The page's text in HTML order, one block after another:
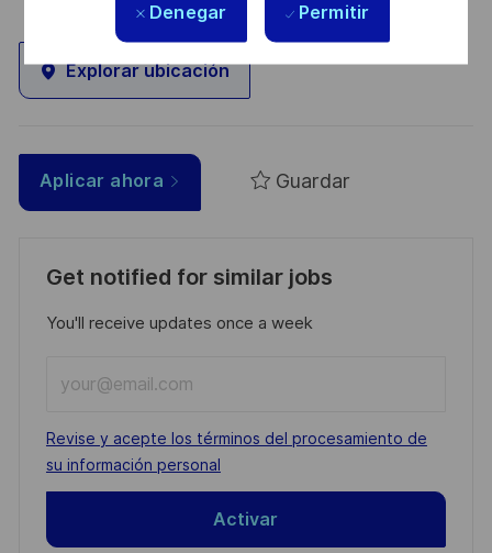
Denegar Permitir
Explorar ubicación
Aplicar ahora Guardar
Get notified for similar jobs
You'll receive updates once a week
Email
address
(Required)
Required
Revise y acepte los términos del procesamiento de
su información personal
Activar